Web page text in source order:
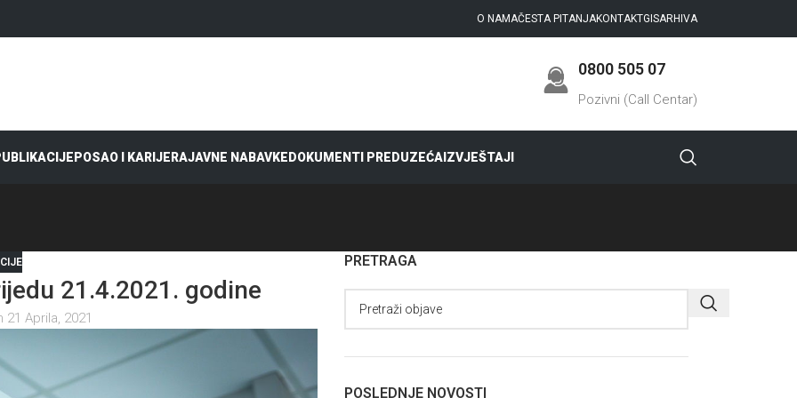
O NAMAČESTA PITANJAKONTAKTGISARHIVA
0800 505 07
Pozivni (Call Centar)
POSAO I KARIJERAJAVNE NABAVKEDOKUMENTI PREDUZEĆAIZVJEŠTAJI
21.4.2021. godine
21 Aprila, 2021
PRETRAGA
POSLEDNJE NOVOSTI